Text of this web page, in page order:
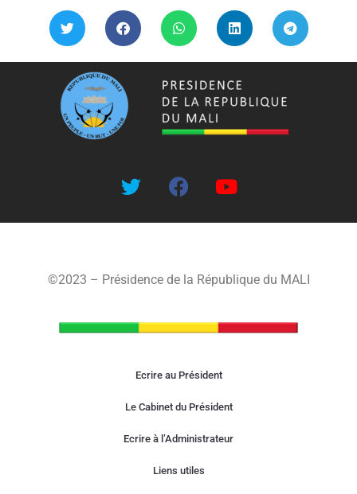
©2023 – Présidence de la République du MALI
Ecrire au Président
Le Cabinet du Président
Ecrire à l’Administrateur
Liens utiles